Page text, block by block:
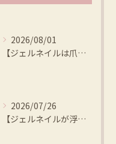
2026/08/01
【ジェルネイルは爪が痛む？ 】Lilly nail salo...
2026/07/26
【ジェルネイルが浮く、本当の原因は？ 】Lilly nail...